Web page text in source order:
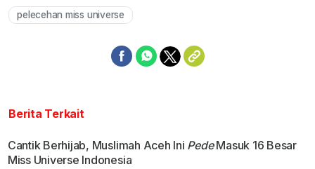
pelecehan miss universe
Berita Terkait
Cantik Berhijab, Muslimah Aceh Ini PedeMasuk 16 Besar
Miss Universe Indonesia